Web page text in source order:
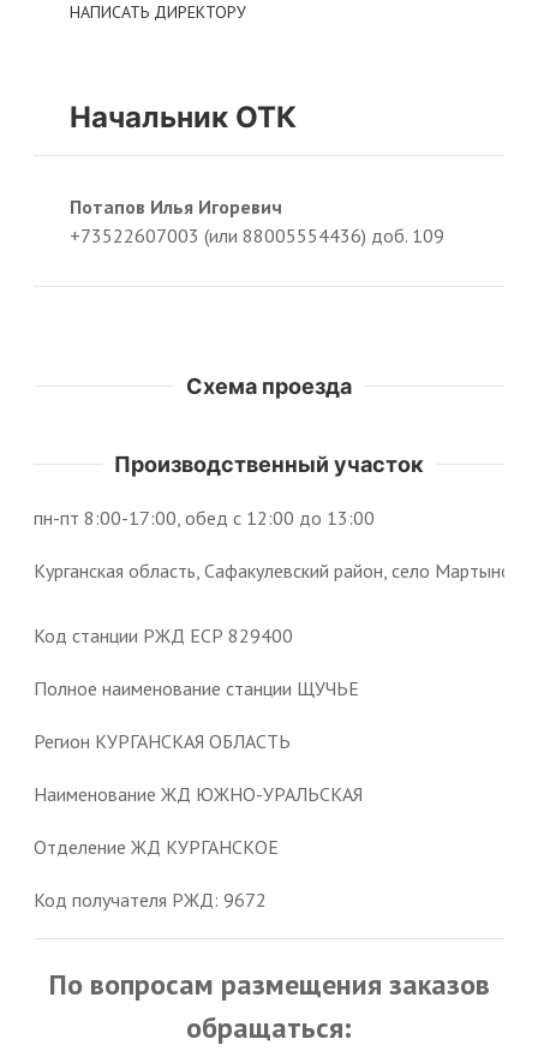
НАПИСАТЬ ДИРЕКТОРУ
Начальник ОТК
Потапов Илья Игоревич
+73522607003 (или 88005554436) доб. 109
Схема проезда
Производственный участок
пн-пт 8:00-17:00, обед с 12:00 до 13:00
Курганская область, Сафакулевский район, село
Код станции РЖД ЕСР 829400
Полное наименование станции ЩУЧЬЕ
Регион КУРГАНСКАЯ ОБЛАСТЬ
Наименование ЖД ЮЖНО-УРАЛЬСКАЯ
Отделение ЖД КУРГАНСКОЕ
Код получателя РЖД: 9672
По вопросам размещения заказов
обращаться: